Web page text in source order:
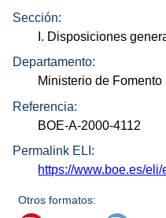
Sección:
I. Disposiciones
Departamento:
Ministerio de Fomento
Referencia:
BOE-A-2000-4112
Permalink ELI:
https://www.boe.es/
Otros formatos: